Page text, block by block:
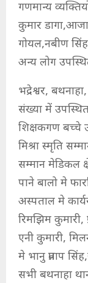
गणमान्य
कुमार
गोयल,नबीण
अन्य लोग
भद्रेश्वर,
संख्या में
शिक्षकगण बच्चे
मिश्रा स्मृति
सम्मान मेडिकल
पाने बालो मे
अस्पताल मे
रिमझिम कुमारी,
एनी कुमारी,
मे भानु प्रताप
सभी बथनाहा